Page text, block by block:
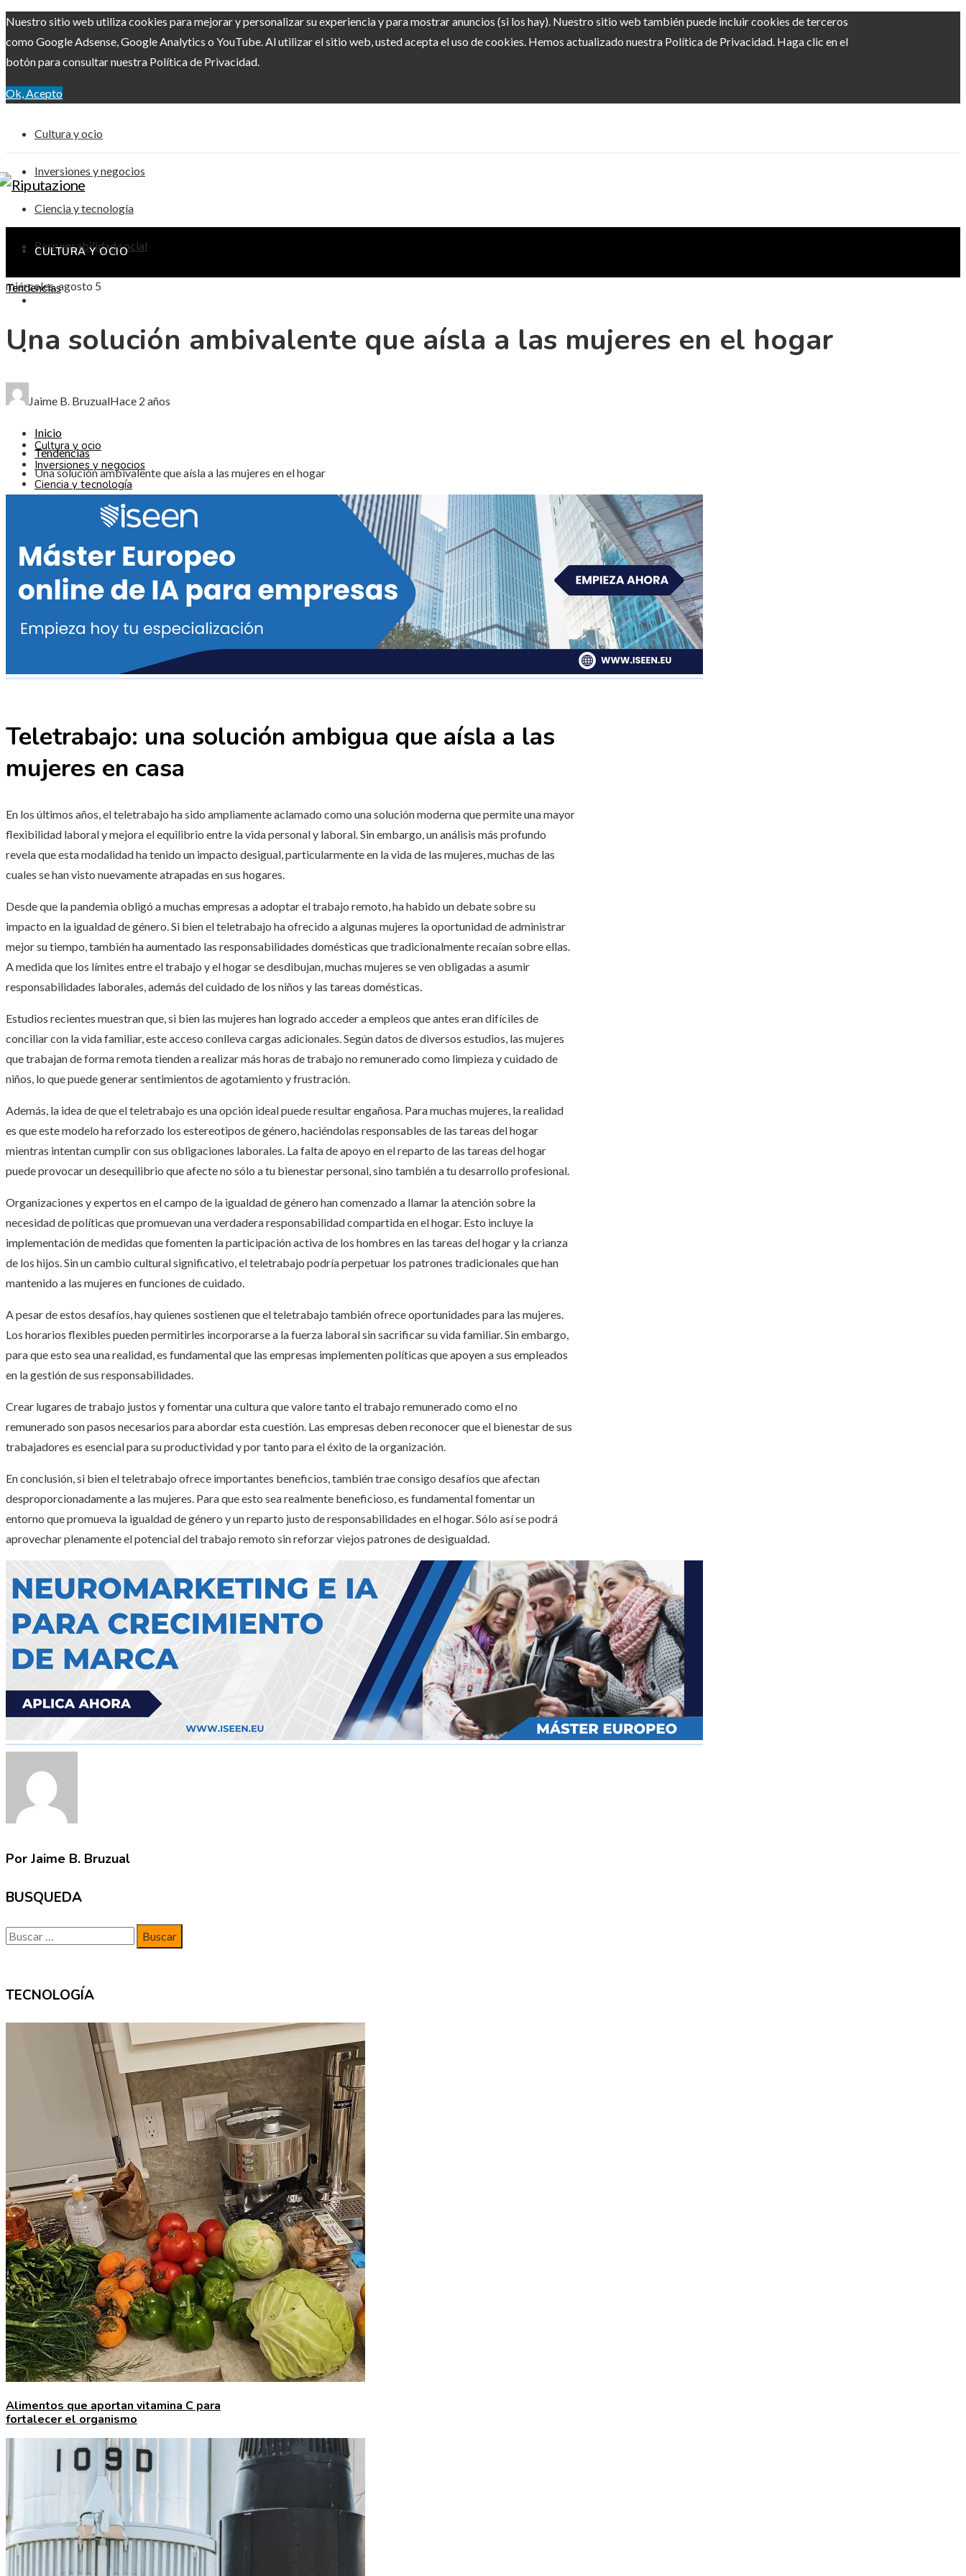
Nuestro sitio web utiliza cookies para mejorar y personalizar su experiencia y para mostrar anuncios (si los hay). Nuestro sitio web también puede incluir cookies de terceros
como Google Adsense, Google Analytics o YouTube. Al utilizar el sitio web, usted acepta el uso de cookies. Hemos actualizado nuestra Política de Privacidad. Haga clic en el
botón para consultar nuestra Política de Privacidad.
Ok, Acepto
Cultura y ocio
Inversiones y negocios
Ciencia y tecnología
Responsabilidad social
miércoles, agosto 5
CULTURA Y OCIO
CIENCIA Y TECNOLOGÍA
RESPONSABILIDAD SOCIAL
Cultura y ocio
Inversiones y negocios
Ciencia y tecnología
Responsabilidad social
Tendencias
Una solución ambivalente que aísla a las mujeres en el hogar
Jaime B. BruzualHace 2 años
Inicio
Tendencias
Una solución ambivalente que aísla a las mujeres en el hogar
Teletrabajo: una solución ambigua que aísla a las
mujeres en casa
En los últimos años, el teletrabajo ha sido ampliamente aclamado como una solución moderna que permite una mayor
flexibilidad laboral y mejora el equilibrio entre la vida personal y laboral. Sin embargo, un análisis más profundo
revela que esta modalidad ha tenido un impacto desigual, particularmente en la vida de las mujeres, muchas de las
cuales se han visto nuevamente atrapadas en sus hogares.
Desde que la pandemia obligó a muchas empresas a adoptar el trabajo remoto, ha habido un debate sobre su
impacto en la igualdad de género. Si bien el teletrabajo ha ofrecido a algunas mujeres la oportunidad de administrar
mejor su tiempo, también ha aumentado las responsabilidades domésticas que tradicionalmente recaían sobre ellas.
A medida que los límites entre el trabajo y el hogar se desdibujan, muchas mujeres se ven obligadas a asumir
responsabilidades laborales, además del cuidado de los niños y las tareas domésticas.
Estudios recientes muestran que, si bien las mujeres han logrado acceder a empleos que antes eran difíciles de
conciliar con la vida familiar, este acceso conlleva cargas adicionales. Según datos de diversos estudios, las mujeres
que trabajan de forma remota tienden a realizar más horas de trabajo no remunerado como limpieza y cuidado de
niños, lo que puede generar sentimientos de agotamiento y frustración.
Además, la idea de que el teletrabajo es una opción ideal puede resultar engañosa. Para muchas mujeres, la realidad
es que este modelo ha reforzado los estereotipos de género, haciéndolas responsables de las tareas del hogar
mientras intentan cumplir con sus obligaciones laborales. La falta de apoyo en el reparto de las tareas del hogar
puede provocar un desequilibrio que afecte no sólo a tu bienestar personal, sino también a tu desarrollo profesional.
Organizaciones y expertos en el campo de la igualdad de género han comenzado a llamar la atención sobre la
necesidad de políticas que promuevan una verdadera responsabilidad compartida en el hogar. Esto incluye la
implementación de medidas que fomenten la participación activa de los hombres en las tareas del hogar y la crianza
de los hijos. Sin un cambio cultural significativo, el teletrabajo podría perpetuar los patrones tradicionales que han
mantenido a las mujeres en funciones de cuidado.
A pesar de estos desafíos, hay quienes sostienen que el teletrabajo también ofrece oportunidades para las mujeres.
Los horarios flexibles pueden permitirles incorporarse a la fuerza laboral sin sacrificar su vida familiar. Sin embargo,
para que esto sea una realidad, es fundamental que las empresas implementen políticas que apoyen a sus empleados
en la gestión de sus responsabilidades.
Crear lugares de trabajo justos y fomentar una cultura que valore tanto el trabajo remunerado como el no
remunerado son pasos necesarios para abordar esta cuestión. Las empresas deben reconocer que el bienestar de sus
trabajadores es esencial para su productividad y por tanto para el éxito de la organización.
En conclusión, si bien el teletrabajo ofrece importantes beneficios, también trae consigo desafíos que afectan
desproporcionadamente a las mujeres. Para que esto sea realmente beneficioso, es fundamental fomentar un
entorno que promueva la igualdad de género y un reparto justo de responsabilidades en el hogar. Sólo así se podrá
aprovechar plenamente el potencial del trabajo remoto sin reforzar viejos patrones de desigualdad.
Por Jaime B. Bruzual
BUSQUEDA
Buscar:
TECNOLOGÍA
Alimentos que aportan vitamina C para
fortalecer el organismo